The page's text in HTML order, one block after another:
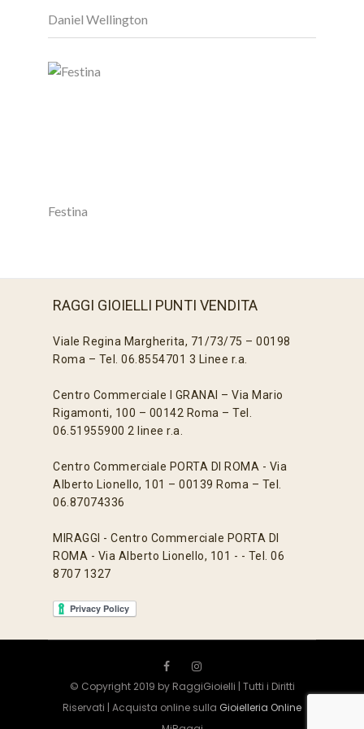
Daniel Wellington
Festina
RAGGI GIOIELLI PUNTI VENDITA
Viale Regina Margherita, 71/73/75 – 00198
Roma – Tel. 06.8554701 3 Linee r.a.
Centro Commerciale I GRANAI – Via Mario
Rigamonti, 100 – 00142 Roma – Tel.
06.51955900 2 linee r.a.
Centro Commerciale PORTA DI ROMA - Via
Alberto Lionello, 101 – 00139 Roma – Tel.
06.87074336
MIRAGGI - Centro Commerciale PORTA DI
ROMA - Via Alberto Lionello, 101 - - Tel. 06
8707 1327
© Copyright 2019 by RaggiGioielli | Tutti i Diritti
Riservati | Acquista online sulla Gioielleria Online